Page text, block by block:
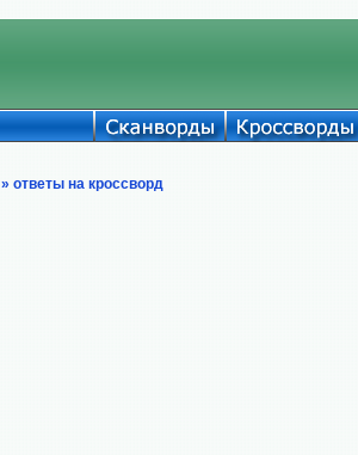
» ответы на кроссворд